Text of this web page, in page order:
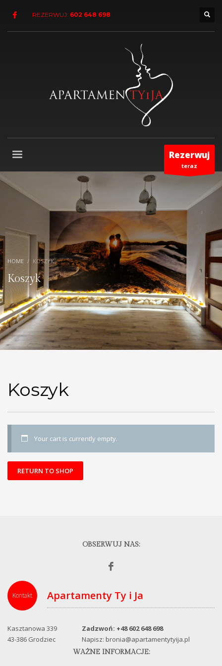
REZERWUJ: 602 648 698
Rezerwuj
teraz
HOME KOSZYK
Koszyk
Koszyk
Your cart is currently empty.
RETURN TO SHOP
OBSERWUJ NAS:
Kontakt Apartamenty Ty i Ja
Kasztanowa 339
43-386 Grodziec
Zadzwoń: +48 602 648 698
Napisz: bronia@apartamentytyija.pl
WAŻNE INFORMACJE: